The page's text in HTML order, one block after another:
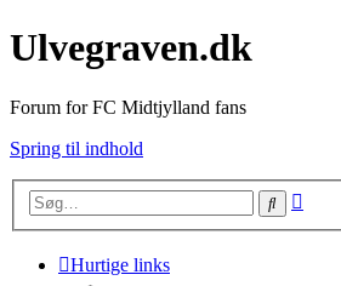
Ulvegraven.dk
Forum for FC Midtjylland fans
Spring til indhold
Søg
Hurtige links